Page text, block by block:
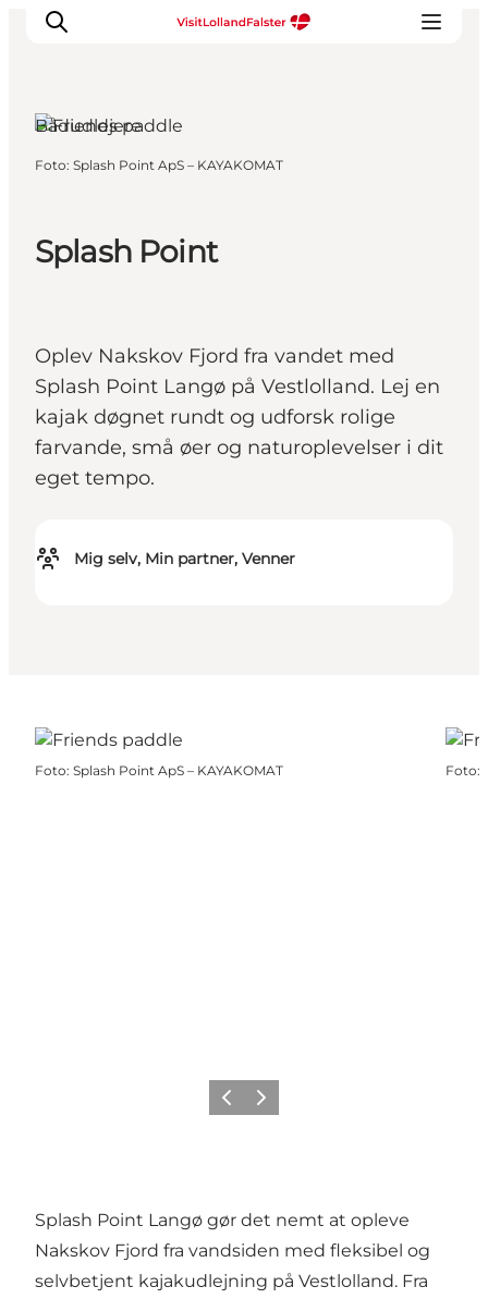
For børn
Kultur
Splash Point
Oplev Nakskov Fjord fra vandet med
Splash Point Langø på Vestlolland. Lej en
kajak døgnet rundt og udforsk rolige
farvande, små øer og naturoplevelser i dit
eget tempo.
Mig selv, Min partner, Venner
Bådudlejere
Foto: Splash Point ApS – KAYAKOMAT
Foto: Splash Point ApS – KAYAKOMAT Foto:
ForrigeNæste
Splash Point Langø gør det nemt at opleve
Nakskov Fjord fra vandsiden med fleksibel og
selvbetjent kajakudlejning på Vestlolland. Fra